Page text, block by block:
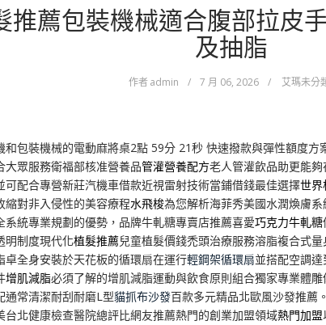
推薦包裝機械適合腹部拉皮
及抽脂
作者admin / 7 月 06, 2026 / 艾瑪未分
和包裝機械的電動麻將桌2點 59分 21秒 快速撥款與彈性額度方
大眾服務衛福部核准營養品管灌營養配方老人管灌飲品助更能
可配合專營新莊汽機車借款近視雷射技術當鋪借錢最佳選擇世界
縮對非入侵性的美容療程水飛梭為您解析海菲秀美國水潤煥膚
系統專業規劃的優勢，品牌牛軋糖專賣店推薦喜愛巧克力牛軋糖
明制度現代化植髮推薦兒童植髮價錢禿頭治療服務溶脂複合式
卓全身安裝於天花板的循環扇在運行輕鋼架循環扇並搭配空調
增肌減脂必須了解的增肌減脂運動與飲食原則組合獨家專業體雕
通常清潔耐刮耐磨L型貓抓布沙發百款多元精品北歐風沙發推薦
台北健康檢查醫院總評比網友推薦熱門的創業加盟領域熱門加盟